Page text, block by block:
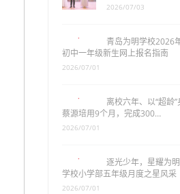
2026/07/03
青岛为明学校2026
初中一年级新生网上
离校六年、以“超龄”
蔡源培用9个月，完
逐光少年，星耀为
学校小学部五年级月度之星风采
2026/07/01